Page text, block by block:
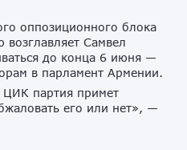
оппозиционного блока
Самвел
до конца 6 июня —
в парламент Армении.
ЦИК партия примет
его или нет», —